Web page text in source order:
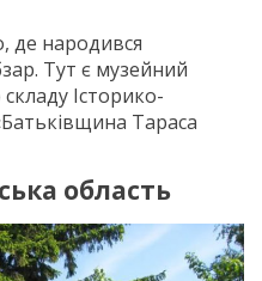
де народився
Тут є музейний
Історико-
Тараса
область